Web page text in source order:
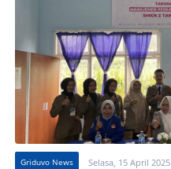
Griduvo News Selasa, 15 April 2025